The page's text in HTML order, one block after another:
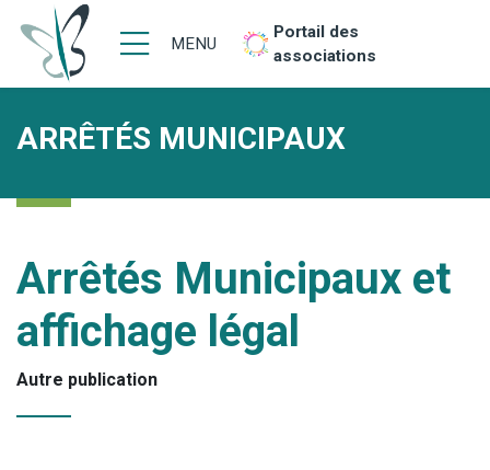
MENU
Portail des
associations
ARRÊTÉS MUNICIPAUX
Arrêtés Municipaux et
affichage légal
Autre publication